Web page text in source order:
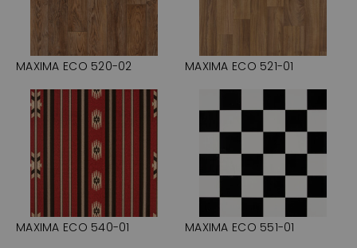
MAXIMA ECO 520-02 MAXIMA ECO 521-01
MAXIMA ECO 540-01 MAXIMA ECO 551-01